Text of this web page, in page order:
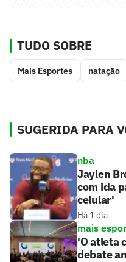
TUDO SOBRE
Mais Esportes natação
SUGERIDA PARA
nba
Jaylen
com ida
celular'
Há 1 dia
mais
'O atleta
debate